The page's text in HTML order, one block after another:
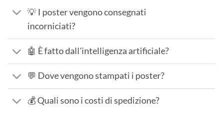
💡 I poster vengono consegnati
incorniciati?
🤖 È fatto dall'intelligenza artificiale?
💬 Dove vengono stampati i poster?
💰 Quali sono i costi di spedizione?